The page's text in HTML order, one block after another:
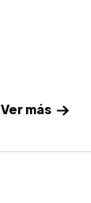
Ver más